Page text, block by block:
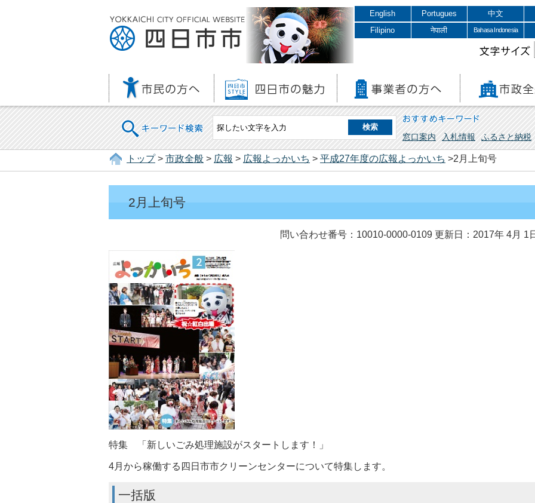
English Portugues 中文
Filipino
नेपाली Bahasa Indonesia
文字サイズ
キーワード検索 おすすめキーワード
窓口案内 入札情報 ふるさと納税
トップ> 市政全般 > 広報 > 広報よっかいち > 平成27年度の広報よっかいち >2月上旬号
2月上旬号
問い合わせ番号：10010-0000-0109 更新日：2017年 4月 1
特集 「新しいごみ処理施設がスタートします！」
4月から稼働する四日市市クリーンセンターについて特集します。
一括版